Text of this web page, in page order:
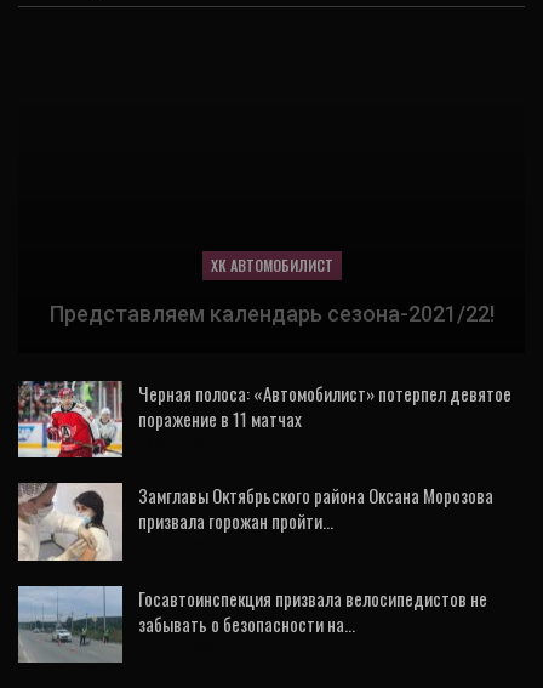
ХК АВТОМОБИЛИСТ
Представляем календарь сезона-2021/22!
Черная полоса: «Автомобилист» потерпел девятое
поражение в 11 матчах
Замглавы Октябрьского района Оксана Морозова
призвала горожан пройти…
Госавтоинспекция призвала велосипедистов не
забывать о безопасности на…